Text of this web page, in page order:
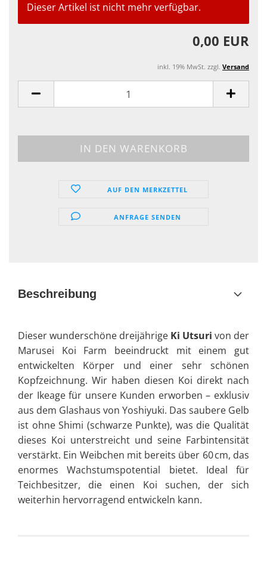
Dieser Artikel ist nicht mehr verfügbar.
0,00 EUR
inkl. 19% MwSt. zzgl. Versand
AUF DEN MERKZETTEL
ANFRAGE SENDEN
Beschreibung
Dieser wunderschöne dreijährige Ki Utsuri von der
Marusei Koi Farm beeindruckt mit einem gut
entwickelten Körper und einer sehr schönen
Kopfzeichnung. Wir haben diesen Koi direkt nach
der Ikeage für unsere Kunden erworben – exklusiv
aus dem Glashaus von Yoshiyuki. Das saubere Gelb
ist ohne Shimi (schwarze Punkte), was die Qualität
dieses Koi unterstreicht und seine Farbintensität
verstärkt. Ein Weibchen mit bereits über 60 cm, das
enormes Wachstumspotential bietet. Ideal für
Teichbesitzer, die einen Koi suchen, der sich
weiterhin hervorragend entwickeln kann.